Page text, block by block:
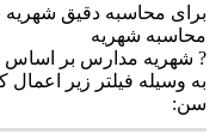
برای محاسبه دقیق شهریه
محاسبه شهریه
? شهریه مدارس بر اساس
به وسیله فیلتر زیر اعمال
سن: